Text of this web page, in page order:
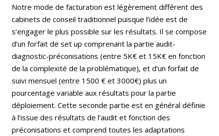
Notre mode de facturation est légèrement différent des
cabinets de conseil traditionnel puisque l’idée est de
s’engager le plus possible sur les résultats. Il se compose
d’un forfait de set up comprenant la partie audit-
diagnostic-préconisations (entre 5K€ et 15K€ en fonction
de la complexité de la problématique), et d’un forfait de
suivi mensuel (entre 1500 € et 3000€) plus un
pourcentage variable aux résultats pour la partie
déploiement. Cette seconde partie est en général définie
à l’issue des résultats de l’audit et fonction des
préconisations et comprend toutes les adaptations